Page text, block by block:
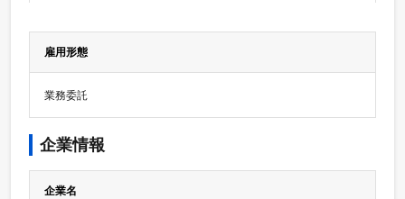
雇用形態
業務委託
企業情報
企業名